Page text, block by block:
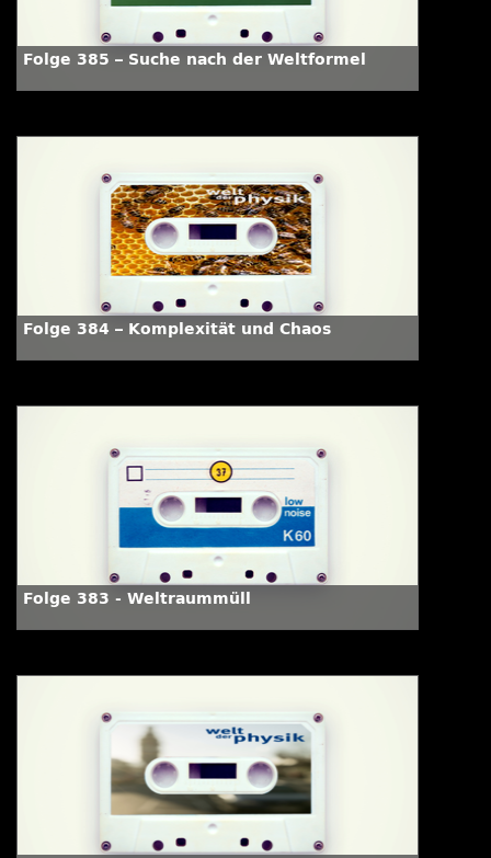
Folge 385 – Suche nach der Weltformel
Folge 384 – Komplexität und Chaos
Folge 383 - Weltraummüll